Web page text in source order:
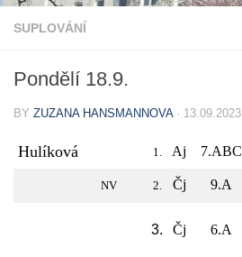
SUPLOVÁNÍ
Pondělí 18.9.
BY ZUZANA HANSMANNOVA · 13.09.2023
Hulíková 1. Aj 7.ABC
NV 2. Čj 9.A
3. Čj 6.A